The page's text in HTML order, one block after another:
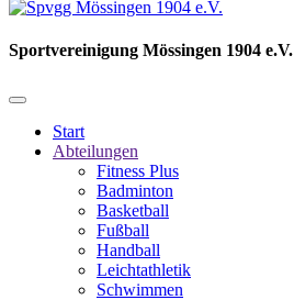
Sportvereinigung Mössingen 1904 e.V.
Start
Abteilungen
Fitness Plus
Badminton
Basketball
Fußball
Handball
Leichtathletik
Schwimmen